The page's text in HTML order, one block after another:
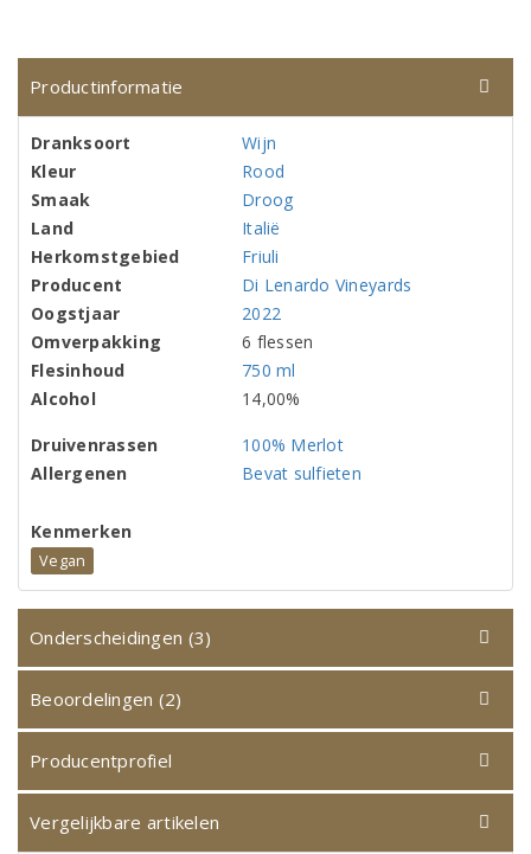
Productinformatie
Dranksoort
Wijn
Kleur
Rood
Smaak
Droog
Land
Italië
Herkomstgebied
Friuli
Producent
Di Lenardo Vineyards
Oogstjaar
2022
Omverpakking
6 flessen
Flesinhoud
750 ml
Alcohol
14,00%
Druivenrassen
100% Merlot
Allergenen
Bevat sulfieten
Kenmerken
Vegan
Onderscheidingen (3)
Beoordelingen (2)
Producentprofiel
Vergelijkbare artikelen